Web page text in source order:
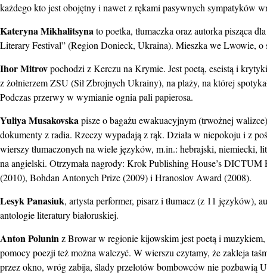
każdego kto jest obojętny i nawet z rękami pasywnych
Kateryna Mikhalitsynato poetka, tłumaczka oraz autorka pisząca
Literary Festival” (Region Donieck, Ukraina). Mieszka we Lwowie, o
Ihor Mitrovpochodzi z Kerczu na Krymie. Jest poetą, eseistą i
z żołnierzem ZSU (Sił Zbrojnych Ukrainy), na plaży, na której
Podczas przerwy w wymianie ognia pali papierosa.
Yuliya Musakovskapisze o bagażu ewakuacyjnym (trwożnej
dokumenty z radia. Rzeczy wypadają z rąk. Działa w niepokoju i z
wierszy tłumaczonych na wiele języków, m.in.: hebrajski, niemiecki,
na angielski. Otrzymała nagrody: Krok Publishing House’s
(2010), Bohdan Antonych Prize (2009) i Hranoslov Award (2008).
Lesyk Panasiuk, artysta performer, pisarz i tłumacz (z 11 języków),
antologie literatury białoruskiej.
Anton Poluninz Browar w regionie kijowskim jest poetą i
pomocy poezji też można walczyć. W wierszu czytamy, że zakleja
przez okno, wróg zabija, ślady przelotów bombowców nie pozbawią